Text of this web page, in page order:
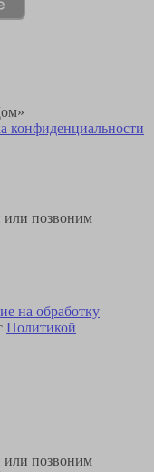
конфиденциальности
или позвоним
на обработку
Политикой
или позвоним